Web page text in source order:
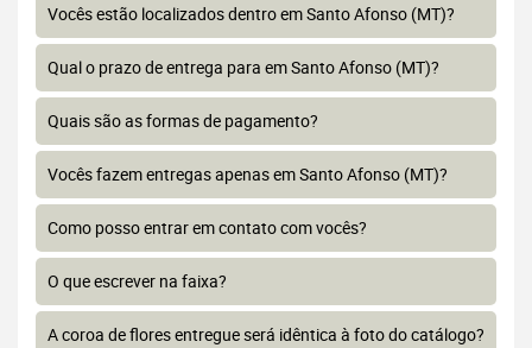
Vocês estão localizados dentro em Santo Afonso (MT)?
Qual o prazo de entrega para em Santo Afonso (MT)?
Quais são as formas de pagamento?
Vocês fazem entregas apenas em Santo Afonso (MT)?
Como posso entrar em contato com vocês?
O que escrever na faixa?
A coroa de flores entregue será idêntica à foto do catálogo?